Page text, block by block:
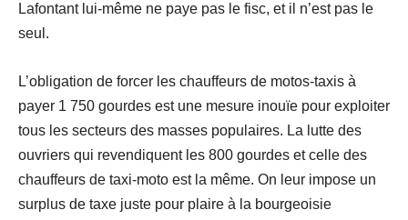
Lafontant lui-même ne paye pas le fisc, et il n’est pas le
seul.
L’obligation de forcer les chauffeurs de motos-taxis à
payer 1 750 gourdes est une mesure inouïe pour exploiter
tous les secteurs des masses populaires. La lutte des
ouvriers qui revendiquent les 800 gourdes et celle des
chauffeurs de taxi-moto est la même. On leur impose un
surplus de taxe juste pour plaire à la bourgeoisie